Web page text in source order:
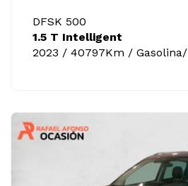
DFSK 500
1.5 T Intelligent
2023 / 40797Km / Gasolina/